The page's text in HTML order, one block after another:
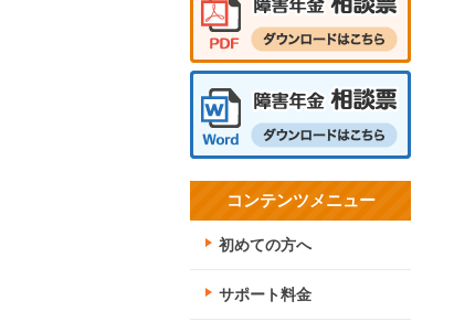
コンテンツメニュー
初めての方へ
サポート料金